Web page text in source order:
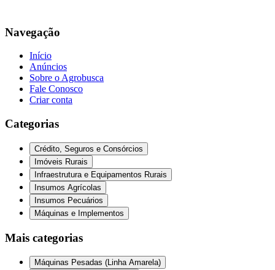
Navegação
Início
Anúncios
Sobre o Agrobusca
Fale Conosco
Criar conta
Categorias
Crédito, Seguros e Consórcios
Imóveis Rurais
Infraestrutura e Equipamentos Rurais
Insumos Agrícolas
Insumos Pecuários
Máquinas e Implementos
Mais categorias
Máquinas Pesadas (Linha Amarela)